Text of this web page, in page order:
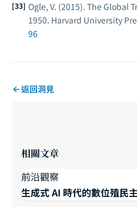
Ogle, V. (2015). The Global
1950. Harvard University
96
返回洞見
相關文章
前沿觀察
生成式 AI 時代的數位殖民